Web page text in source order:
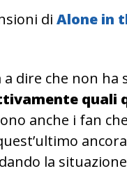
di Alone in
dire che non
quali
anche i fan
la